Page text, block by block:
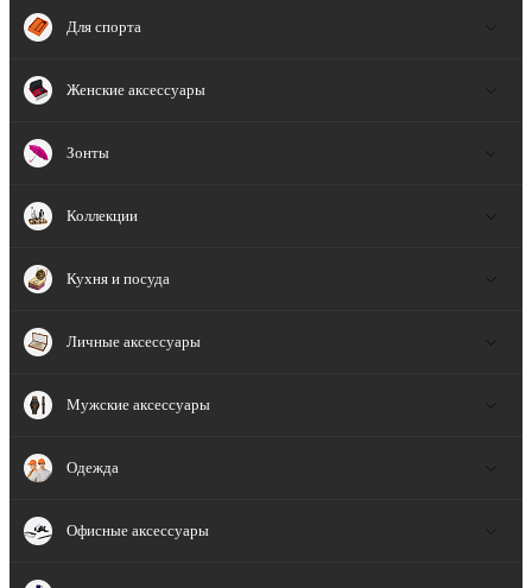
Для спорта
Женские аксессуары
Зонты
Коллекции
Кухня и посуда
Личные аксессуары
Мужские аксессуары
Одежда
Офисные аксессуары